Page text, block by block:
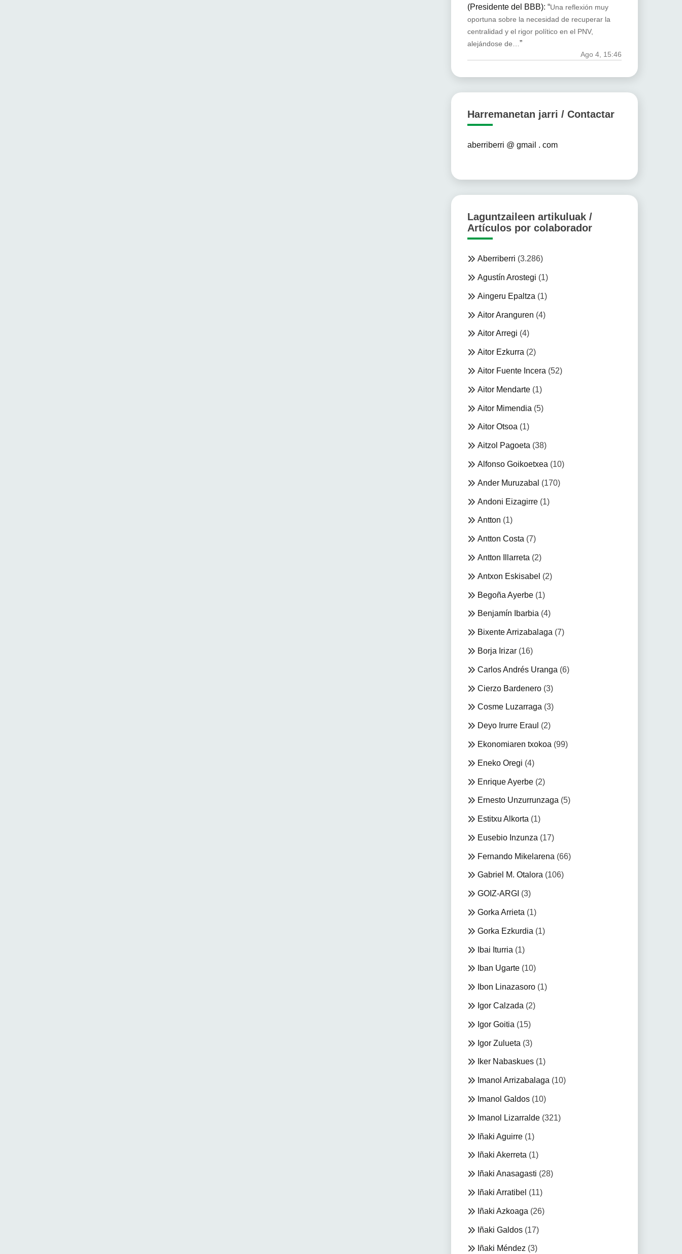
(Presidente del BBB): “Una reflexión muy
oportuna sobre la necesidad de recuperar la
centralidad y el rigor político en el PNV,
alejándose de…”
Ago 4, 15:46
Harremanetan jarri / Contactar
aberriberri @ gmail . com
Laguntzaileen artikuluak /
Artículos por colaborador
Aberriberri (3.286)
Agustín Arostegi (1)
Aingeru Epaltza (1)
Aitor Aranguren (4)
Aitor Arregi (4)
Aitor Ezkurra (2)
Aitor Fuente Incera (52)
Aitor Mendarte(1)
Aitor Mimendia (5)
Aitor Otsoa (1)
Aitzol Pagoeta (38)
Alfonso Goikoetxea (10)
Ander Muruzabal (170)
Andoni Eizagirre(1)
Antton (1)
Antton Costa (7)
Antton Illarreta (2)
Antxon Eskisabel (2)
Begoña Ayerbe(1)
Benjamín Ibarbia (4)
Bixente Arrizabalaga (7)
Borja Irizar(16)
Carlos Andrés Uranga (6)
Cierzo Bardenero(3)
Cosme Luzarraga (3)
Deyo Irurre Eraul (2)
Ekonomiaren txokoa (99)
Eneko Oregi (4)
Enrique Ayerbe(2)
Ernesto Unzurrunzaga (5)
Estitxu Alkorta (1)
Eusebio Inzunza (17)
Fernando Mikelarena (66)
Gabriel M. Otalora(106)
GOIZ-ARGI (3)
Gorka Arrieta (1)
Gorka Ezkurdia (1)
Ibai Iturria (1)
Iban Ugarte(10)
Ibon Linazasoro(1)
Igor Calzada (2)
Igor Goitia (15)
Igor Zulueta (3)
Iker Nabaskues(1)
Imanol Arrizabalaga (10)
Imanol Galdos(10)
Imanol Lizarralde(321)
Iñaki Aguirre(1)
Iñaki Akerreta(1)
Iñaki Anasagasti (28)
Iñaki Arratibel (11)
Iñaki Azkoaga (26)
Iñaki Galdos(17)
Iñaki Méndez(3)